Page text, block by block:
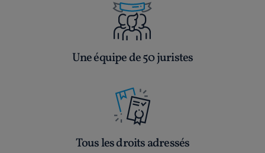
Une équipe de 50 juristes
Tous les droits adressés